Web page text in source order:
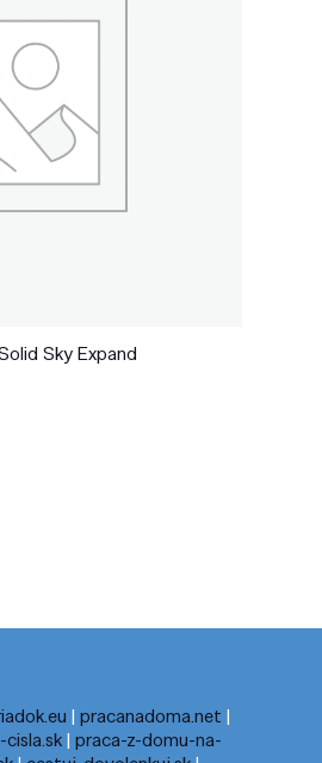
Sky Expand
| pracanadoma.net |
| praca-z-domu-na-